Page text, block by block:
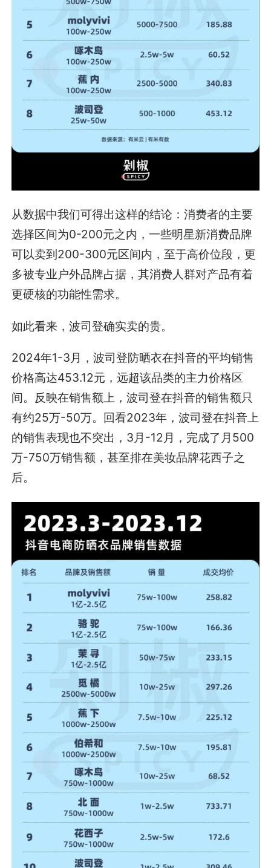
从数据中我们可得出这样的结论：消费者的主要
选择区间为0-200元之内，一些明星新消费品牌
可以卖到200-300元区间内，至于高价位段，更
多被专业户外品牌占据，其消费人群对产品有着
更硬核的功能性需求。
如此看来，波司登确实卖的贵。
2024年1-3月，波司登防晒衣在抖音的平均销售
价格高达453.12元，远超该品类的主力价格区
间。反映在销售额上，波司登在抖音的销售额只
有约25万-50万。回看2023年，波司登在抖音上
的销售表现也不突出，3月-12月，完成了月500
万-750万销售额，甚至排在美妆品牌花西子之
后。